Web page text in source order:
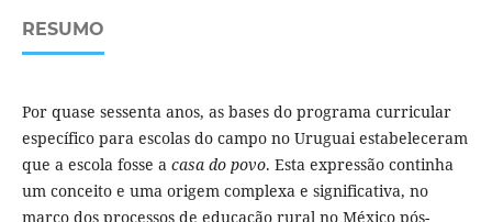
RESUMO
Por quase sessenta anos, as bases do programa curricular
específico para escolas do campo no Uruguai estabeleceram
que a escola fosse a casa do povo. Esta expressão continha
um conceito e uma origem complexa e significativa, no
marco dos processos de educação rural no México pós-